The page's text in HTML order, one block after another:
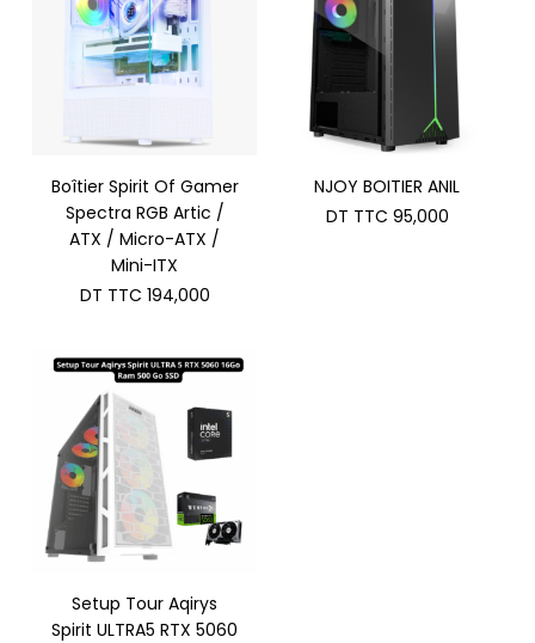
Boîtier Spirit Of Gamer
Spectra RGB Artic /
ATX / Micro-ATX /
Mini-ITX
DT TTC 194,000
NJOY BOITIER ANIL
DT TTC 95,000
Setup Tour Aqirys
Spirit ULTRA5 RTX 5060